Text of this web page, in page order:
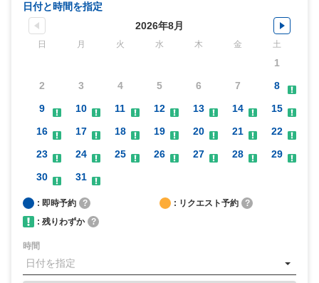
日付と時間を指定
2026年8月
日 月 火 水 木 金 土
1
2
3 4 5 6 7
8
9
10 11 12 13 14
15
16
17 18 19 20 21
22
23
24 25 26 27 28
29
30
31
: 即時予約 ? : リクエスト予約
?
: 残りわずか
?
時間